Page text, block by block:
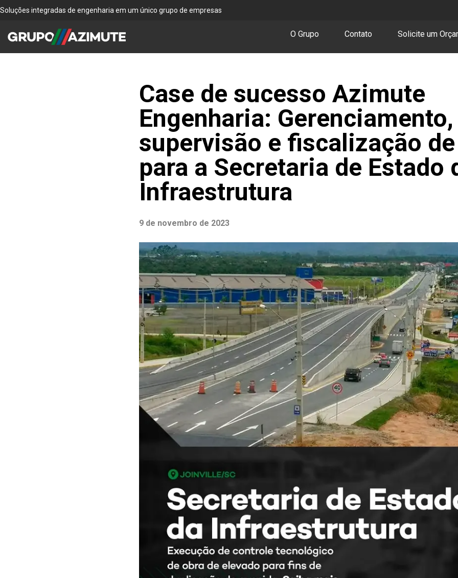
Soluções integradas de engenharia em um único grupo de empresas
O Grupo Contato Solicite um
Case de sucesso Azimute
Engenharia: Gerenciamento,
supervisão e fiscalização
para a Secretaria de Estado
Infraestrutura
9 de novembro de 2023